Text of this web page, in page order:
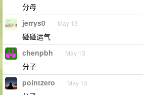
分母
jerrys0 May 13
碰碰运气
chenpbh May 13
分子
pointzero May 13